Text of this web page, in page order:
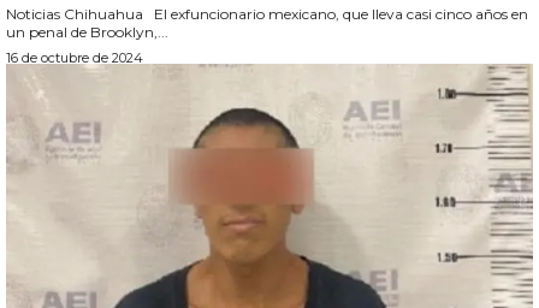
Noticias Chihuahua El exfuncionario mexicano, que lleva casi cinco años en
un penal de Brooklyn,...
16 de octubre de 2024